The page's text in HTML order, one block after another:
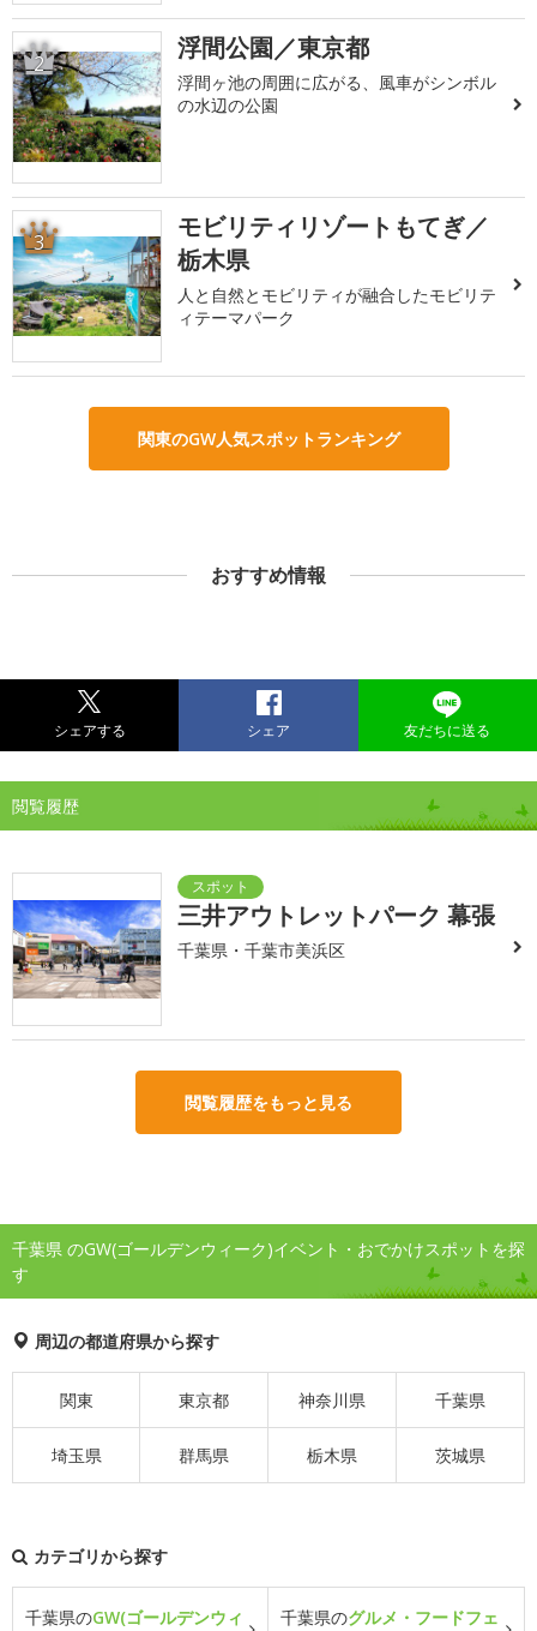
2 浮間公園／東京都
浮間ヶ池の周囲に広がる、風車がシンボル
の水辺の公園
3
モビリティリゾートもてぎ／
栃木県
人と自然とモビリティが融合したモビリテ
ィテーマパーク
関東のGW人気スポットランキング
おすすめ情報
シェアする シェア 友だちに送る
閲覧履歴
三井アウトレットパーク 幕張
千葉県・千葉市美浜区
閲覧履歴をもっと見る
千葉県 のGW(ゴールデンウィーク)イベント・おでかけスポットを探
す
周辺の都道府県から探す
関東 東京都 神奈川県 千葉県
埼玉県 群馬県 栃木県 茨城県
カテゴリから探す
千葉県のGW(ゴールデンウィ
千葉県のグルメ・フードフェ